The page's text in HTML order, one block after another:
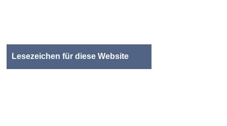
Lesezeichen für diese Website